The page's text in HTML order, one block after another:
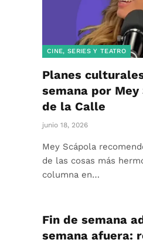
CINE, SERIES Y TEATRO
Planes
semana por
de la Calle
junio 18, 2026
Mey Scápola
de las cosas más
columna en…
Fin de semana
semana afuera: